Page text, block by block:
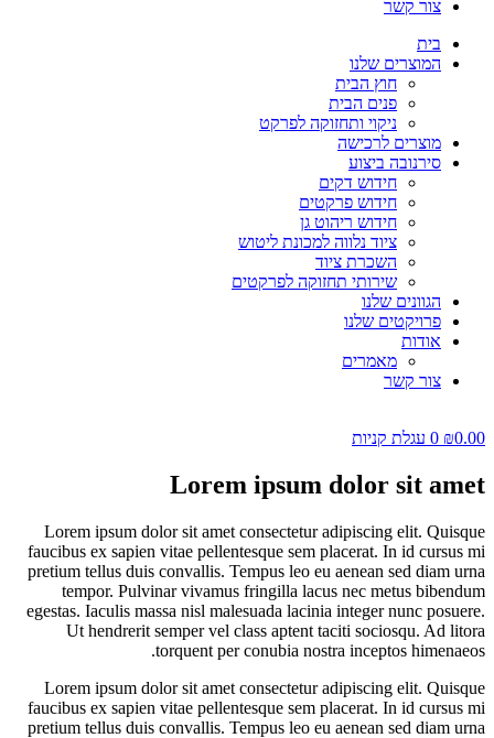
צור קשר
בית
המוצרים שלנו
חוץ הבית
פנים הבית
ניקוי ותחזוקה לפרקט
מוצרים לרכישה
סירנובה ביצוע
חידוש דקים
חידוש פרקטים
חידוש ריהוט גן
ציוד נלווה למכונת ליטוש
השכרת ציוד
שירותי תחזוקה לפרקטים
הגוונים שלנו
פרויקטים שלנו
אודות
מאמרים
צור קשר
₪0.00
0 עגלת קניות
Lorem ipsum dolor sit amet
Lorem ipsum dolor sit amet consectetur adipiscing elit. Quisque
faucibus ex sapien vitae pellentesque sem placerat. In id cursus mi
pretium tellus duis convallis. Tempus leo eu aenean sed diam urna
tempor. Pulvinar vivamus fringilla lacus nec metus bibendum
egestas. Iaculis massa nisl malesuada lacinia integer nunc posuere.
Ut hendrerit semper vel class aptent taciti sociosqu. Ad litora
torquent per conubia nostra inceptos himenaeos.
Lorem ipsum dolor sit amet consectetur adipiscing elit. Quisque
faucibus ex sapien vitae pellentesque sem placerat. In id cursus mi
pretium tellus duis convallis. Tempus leo eu aenean sed diam urna